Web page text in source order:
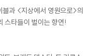
과 <지상에서 영원으로>의
스타들이 벌이는 향연!